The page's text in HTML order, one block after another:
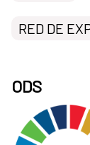
RED DE
ODS